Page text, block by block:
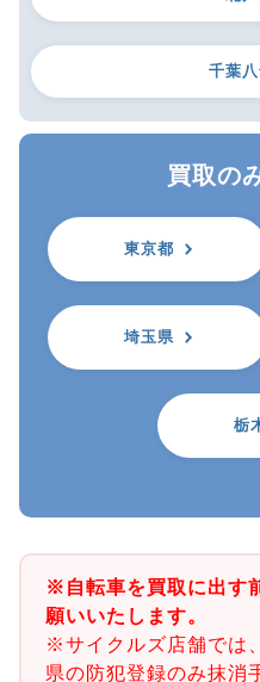
千葉
買取の
東京都
埼玉県
栃
※自転車を買取に出す
願いいたします。
※サイクルズ店舗では
県の防犯登録のみ抹消